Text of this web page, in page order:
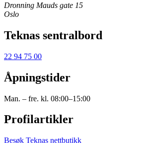
Dronning Mauds gate 15
Oslo
Teknas sentralbord
22 94 75 00
Åpningstider
Man. – fre. kl. 08:00–15:00
Profilartikler
Besøk Teknas nettbutikk